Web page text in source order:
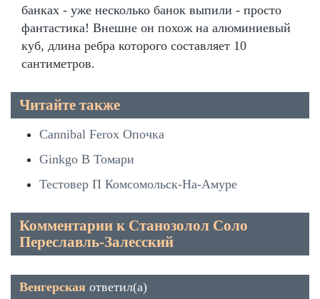
банках - уже несколько банок выпили - просто
фантастика! Внешне он похож на алюминиевый
куб, длина ребра которого составляет 10
сантиметров.
Читайте также
Cannibal Ferox Опочка
Ginkgo B Томари
Тестовер П Комсомольск-На-Амуре
Комментарии к Станозолол Соло
Переславль-Залесский
Венгерская ответил(а)